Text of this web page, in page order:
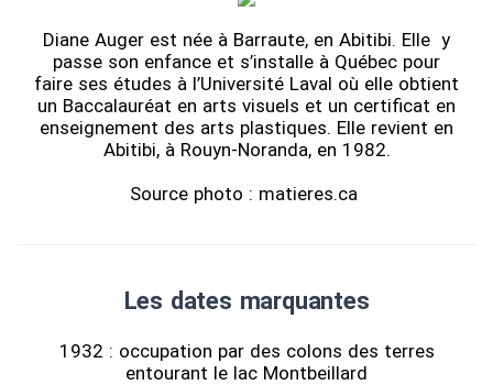
Diane Auger est née à Barraute, en Abitibi. Elle y
passe son enfance et s’installe à Québec pour
faire ses études à l’Université Laval où elle obtient
un Baccalauréat en arts visuels et un certificat en
enseignement des arts plastiques. Elle revient en
Abitibi, à Rouyn-Noranda, en 1982.
Source photo : matieres.ca
Les dates marquantes
1932 : occupation par des colons des terres
entourant le lac Montbeillard